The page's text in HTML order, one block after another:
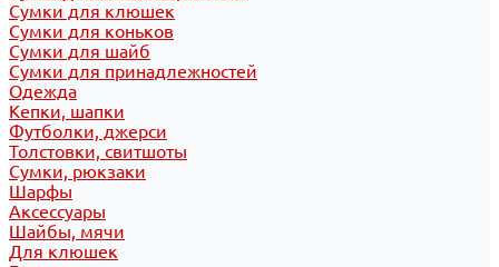
Сумки для клюшек
Сумки для коньков
Сумки для шайб
Сумки для принадлежностей
Одежда
Кепки, шапки
Футболки, джерси
Толстовки, свитшоты
Сумки, рюкзаки
Шарфы
Аксессуары
Шайбы, мячи
Для клюшек